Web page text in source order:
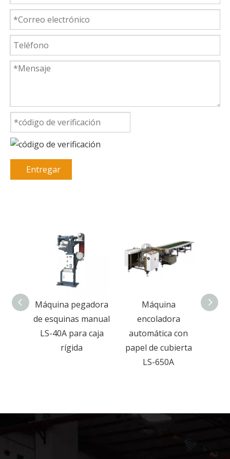
Entregar
manual
Máquina
encoladora
automática con
papel de cubierta
Prensa de
prensado de cajas
rígidas Munual
para cajas de
juguetes, té y bolas